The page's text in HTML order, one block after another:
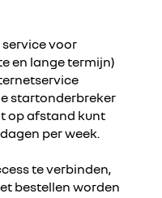
service voor
en lange termijn)
startonderbreker
op afstand kunt
per week.
te verbinden,
bestellen worden